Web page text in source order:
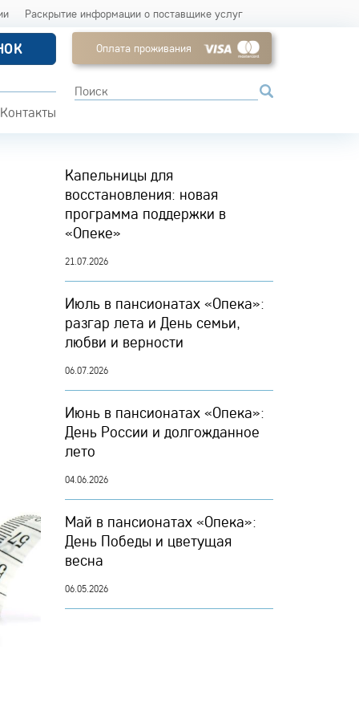
Раскрытие информации о поставщике услуг
Контакты
Оплата проживания
Капельницы для
восстановления: новая
программа поддержки в
«Опеке»
21.07.2026
Июль в пансионатах «Опека»:
разгар лета и День семьи,
любви и верности
06.07.2026
Июнь в пансионатах «Опека»:
День России и долгожданное
лето
04.06.2026
Май в пансионатах «Опека»:
День Победы и цветущая
весна
06.05.2026